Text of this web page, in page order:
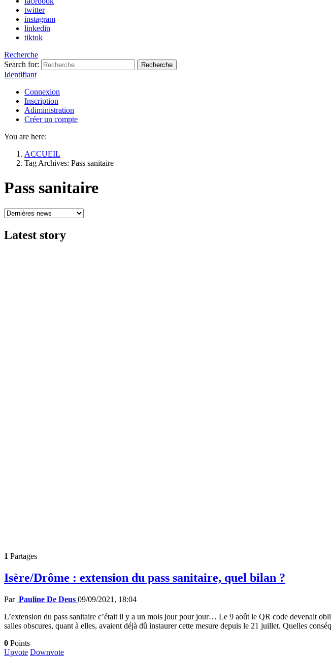
twitter
instagram
linkedin
tiktok
Recherche
Search for:
Recherche
Identifiant
Connexion
Inscription
Adiministration
Créer un compte
You are here:
ACCUEIL
Tag Archives: Pass sanitaire
Pass sanitaire
Latest story
1 Partages
Isère/Drôme : extension du pass sanitaire, quel bilan ?
Par Pauline De Deus 09/09/2021, 18:04
L’extension du pass sanitaire c’était il y a un mois jour pour jour… Le 9 août le QR code devenait
salles obscures, quant à elles, avaient déjà dû instaurer cette mesure depuis le 21 juillet. Quelles
0 Points
Upvote Downvote